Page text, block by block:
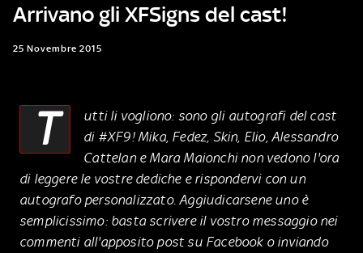
Cos’altro vedere:
PROGRAMMI SKY
SKY.IT
Arrivano gli XFSigns del cast!
25 Novembre 2015
T
utti li vogliono: sono gli autografi del cast
di #XF9! Mika, Fedez, Skin, Elio, Alessandro
Cattelan e Mara Maionchi non vedono l'ora
di leggere le vostre dediche e rispondervi con un
autografo personalizzato. Aggiudicarsene uno è
semplicissimo: basta scrivere il vostro messaggio nei
commenti all'apposito post su Facebook o inviando